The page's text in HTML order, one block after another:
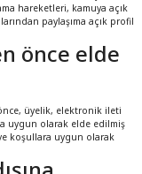
hareketleri, kamuya açık
paylaşıma açık profil
önce elde
üyelik, elektronik ileti
uygun olarak elde edilmiş
koşullara uygun olarak